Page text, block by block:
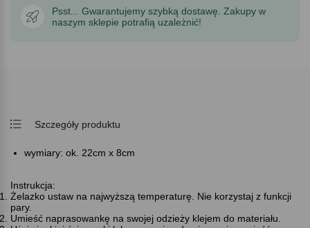
Psst... Gwarantujemy szybką dostawę. Zakupy w
naszym sklepie potrafią uzależnić!
Szczegóły produktu
wymiary: ok. 22cm x 8cm
Instrukcja:
Żelazko ustaw na najwyższą temperaturę. Nie korzystaj z funkcji
pary.
Umieść naprasowankę na swojej odzieży klejem do materiału.